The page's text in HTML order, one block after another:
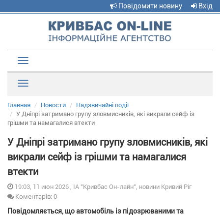
Повідомити новину Вхід
navigation
Главная Новости
Надзвичайні події
У Дніпрі затримано групу зловмисників, які викрали сейф із
грішми та намагалися втекти
У Дніпрі затримано групу зловмисників, які
викрали сейф із грішми та намагалися
втекти
19:03, 11 июн 2026 , ІА "Кривбас Он-лайн", новини Кривий Ріг
Коментарів: 0
Повідомляється, що автомобіль із підозрюваними та